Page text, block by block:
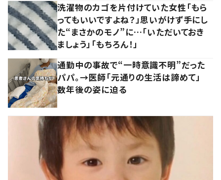
洗濯物のカゴを片付けていた女性「もら
ってもいいですよね？」思いがけず手にし
た“まさかのモノ”に…「いただいておき
ましょう」「もちろん！」
通勤中の事故で“一時意識不明”だった
パパ。→医師「元通りの生活は諦めて」
数年後の姿に迫る